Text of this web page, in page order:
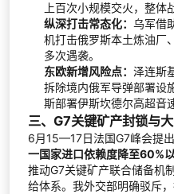
上百次小规模交火，整体
纵深打击常态化：乌军借
机打击俄罗斯本土炼油厂
多次遇袭。
东欧新增风险点：泽连斯
拆除境内俄军导弹部署设
斯部署伊斯坎德尔高超音
三、G7关键矿产封锁与
6月15—17日法国G7峰会提
一国家进口依赖度降至60%
推动G7关键矿产联合储备机
给体系。我外交部明确驳斥